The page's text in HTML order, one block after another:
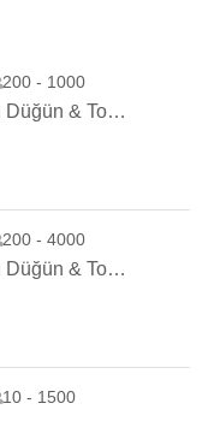
200 - 1000
Erkan Sezgin Düğün & Toplantı
200 - 4000
Erkan Sezgin Düğün & Toplantı
10 - 1500